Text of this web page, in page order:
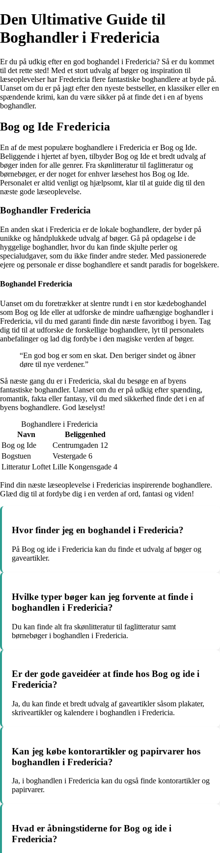
Den Ultimative Guide til
Boghandler i Fredericia
Er du på udkig efter en god boghandel i Fredericia? Så er du kommet
til det rette sted! Med et stort udvalg af bøger og inspiration til
læseoplevelser har Fredericia flere fantastiske boghandlere at byde på.
Uanset om du er på jagt efter den nyeste bestseller, en klassiker eller en
spændende krimi, kan du være sikker på at finde det i en af byens
boghandler.
Bog og Ide Fredericia
En af de mest populære boghandlere i Fredericia er Bog og Ide.
Beliggende i hjertet af byen, tilbyder Bog og Ide et bredt udvalg af
bøger inden for alle genrer. Fra skønlitteratur til faglitteratur og
børnebøger, er der noget for enhver læsehest hos Bog og Ide.
Personalet er altid venligt og hjælpsomt, klar til at guide dig til den
næste gode læseoplevelse.
Boghandler Fredericia
En anden skat i Fredericia er de lokale boghandlere, der byder på
unikke og håndplukkede udvalg af bøger. Gå på opdagelse i de
hyggelige boghandler, hvor du kan finde skjulte perler og
specialudgaver, som du ikke finder andre steder. Med passionerede
ejere og personale er disse boghandlere et sandt paradis for bogelskere.
Boghandel Fredericia
Uanset om du foretrækker at slentre rundt i en stor kædeboghandel
som Bog og Ide eller at udforske de mindre uafhængige boghandler i
Fredericia, vil du med garanti finde din næste favoritbog i byen. Tag
dig tid til at udforske de forskellige boghandlere, lyt til personalets
anbefalinger og lad dig fordybe i den magiske verden af bøger.
“En god bog er som en skat. Den beriger sindet og åbner
døre til nye verdener.”
Så næste gang du er i Fredericia, skal du besøge en af byens
fantastiske boghandler. Uanset om du er på udkig efter spænding,
romantik, fakta eller fantasy, vil du med sikkerhed finde det i en af
byens boghandlere. God læselyst!
Boghandlere i Fredericia
Navn
Beliggenhed
Bog og Ide
Centrumgaden 12
Bogstuen
Vestergade 6
Litteratur Loftet Lille Kongensgade 4
Find din næste læseoplevelse i Fredericias inspirerende boghandlere.
Glæd dig til at fordybe dig i en verden af ord, fantasi og viden!
Hvor finder jeg en boghandel i Fredericia?
På Bog og ide i Fredericia kan du finde et udvalg af bøger og
gaveartikler.
Hvilke typer bøger kan jeg forvente at finde i
boghandlen i Fredericia?
Du kan finde alt fra skønlitteratur til faglitteratur samt
børnebøger i boghandlen i Fredericia.
Er der gode gaveidéer at finde hos Bog og ide i
Fredericia?
Ja, du kan finde et bredt udvalg af gaveartikler såsom plakater,
skriveartikler og kalendere i boghandlen i Fredericia.
Kan jeg købe kontorartikler og papirvarer hos
boghandlen i Fredericia?
Ja, i boghandlen i Fredericia kan du også finde kontorartikler og
papirvarer.
Hvad er åbningstiderne for Bog og ide i
Fredericia?